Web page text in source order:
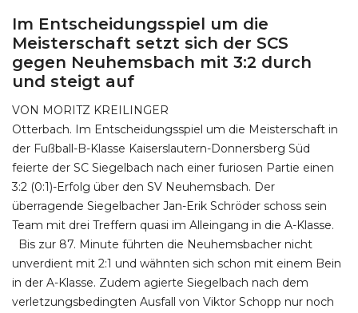
Im Entscheidungsspiel um die
Meisterschaft setzt sich der SCS
gegen Neuhemsbach mit 3:2 durch
und steigt auf
VON MORITZ KREILINGER
Otterbach. Im Entscheidungsspiel um die Meisterschaft in
der Fußball-B-Klasse Kaiserslautern-Donnersberg Süd
feierte der SC Siegelbach nach einer furiosen Partie einen
3:2 (0:1)-Erfolg über den SV Neuhemsbach. Der
überragende Siegelbacher Jan-Erik Schröder schoss sein
Team mit drei Treffern quasi im Alleingang in die A-Klasse.
Bis zur 87. Minute führten die Neuhemsbacher nicht
unverdient mit 2:1 und wähnten sich schon mit einem Bein
in der A-Klasse. Zudem agierte Siegelbach nach dem
verletzungsbedingten Ausfall von Viktor Schopp nur noch